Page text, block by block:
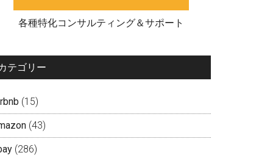
各種特化コンサルティング＆サポート
テゴリー
(15)
(43)
(286)